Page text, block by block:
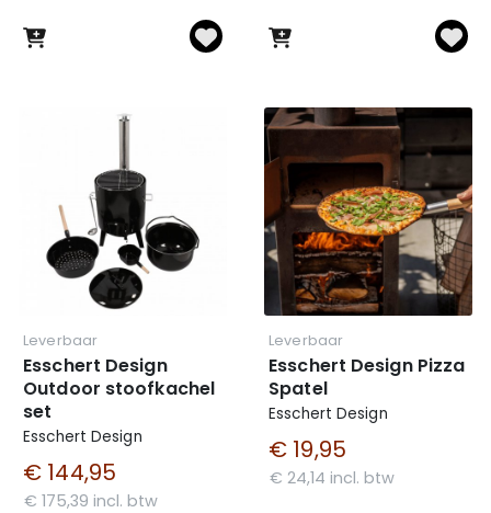
Leverbaar
Esschert Design
Outdoor stoofkachel
set
Esschert Design
€ 144,95
€ 175,39 incl. btw
Leverbaar
Esschert Design Pizza
Spatel
Esschert Design
€ 19,95
€ 24,14 incl. btw